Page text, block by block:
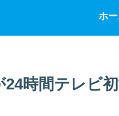
ホ
時間テレビ